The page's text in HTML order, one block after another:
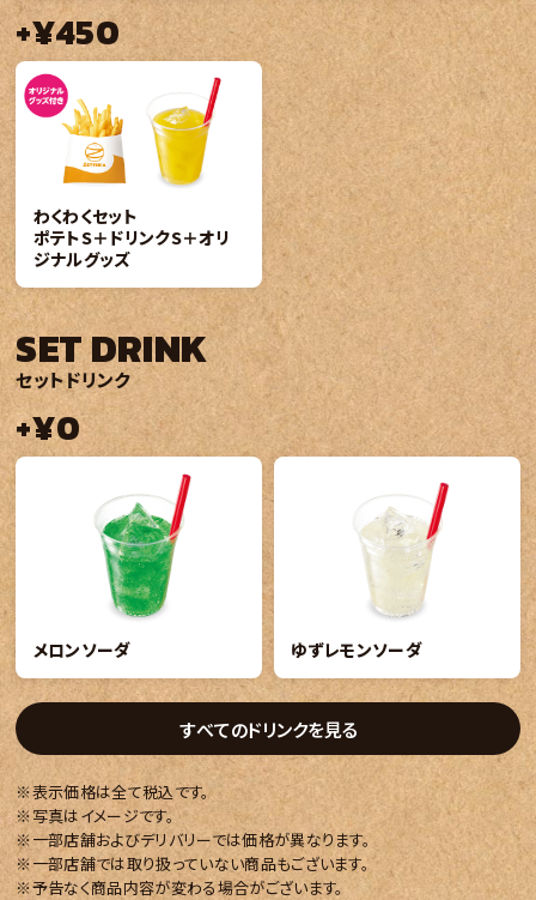
+¥450
わくわくセット
ポテトS＋ドリンクS＋オリ
ジナルグッズ
SET DRINK
セットドリンク
+¥0
メロンソーダ ゆずレモンソーダ
すべてのドリンクを見る
※表示価格は全て税込です。
※写真はイメージです。
※一部店舗およびデリバリーでは価格が異なります。
※一部店舗では取り扱っていない商品もございます。
※予告なく商品内容が変わる場合がございます。